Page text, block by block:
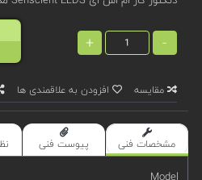
-
+
مقایسه افزودن به علاقمندی ها
مشخصات فنی پیوست فنی